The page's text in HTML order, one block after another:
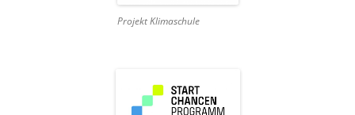
Projekt Klimaschule